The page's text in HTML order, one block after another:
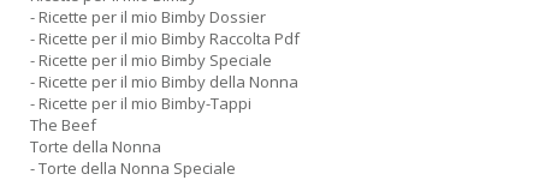
- Ricette per il mio Bimby Dossier
- Ricette per il mio Bimby Raccolta Pdf
- Ricette per il mio Bimby Speciale
- Ricette per il mio Bimby della Nonna
- Ricette per il mio Bimby-Tappi
The Beef
Torte della Nonna
- Torte della Nonna Speciale